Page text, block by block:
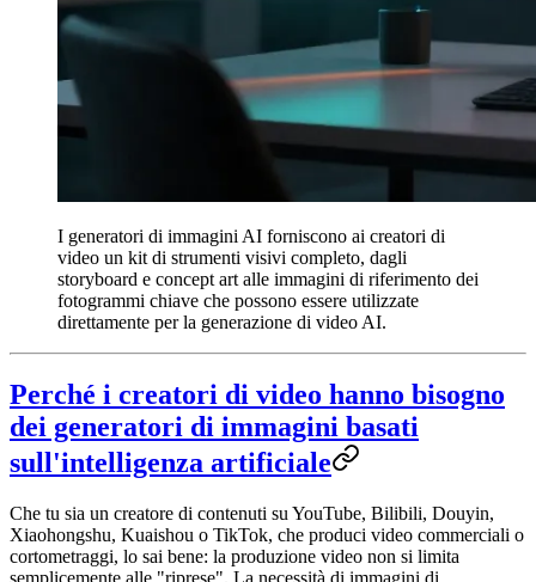
I generatori di immagini AI forniscono ai creatori di
video un kit di strumenti visivi completo, dagli
storyboard e concept art alle immagini di riferimento dei
fotogrammi chiave che possono essere utilizzate
direttamente per la generazione di video AI.
Perché i creatori di video hanno bisogno
dei generatori di immagini basati
sull'intelligenza artificiale
Che tu sia un creatore di contenuti su YouTube, Bilibili, Douyin,
Xiaohongshu, Kuaishou o TikTok, che produci video commerciali o
cortometraggi, lo sai bene: la produzione video non si limita